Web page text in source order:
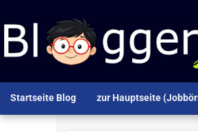
Startseite Blog zur Hauptseite